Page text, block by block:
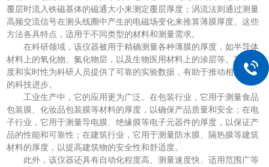
覆层时流入铁磁基体的磁通大小来测定覆层厚度；涡流法则通过测量
高频交流信号在测头线圈中产生的电磁场变化来推算薄膜厚度。这些
方法各具特点，适用于不同类型的材料和测量需求。
在科研领域，该仪器被用于精确测量各种薄膜的厚度，如半导体
材料上的氧化物、氮化物层，以及生物医用材料上的涂层等。其高精
度和实时性为科研人员提供了可靠的实验数据，有助于推动相关领域
的科技进步。
工业生产中，它的应用更为广泛。在包装行业，它用于测量食品
包装膜、化妆品包装膜等材料的厚度，以确保产品质量和安全；在电
子行业，它用于测量导电膜、绝缘膜等电子元器件的厚度，以保证产
品的性能和可靠性；在建筑行业，它用于测量防水膜、隔热膜等建筑
材料的厚度，以提高建筑物的安全性和舒适度。
此外，该仪器还具有自动化程度高、测量速度快、适用范围广等